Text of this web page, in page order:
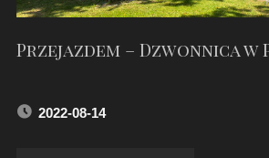
Przejazdem – Dzwonnica w
2022-08-14